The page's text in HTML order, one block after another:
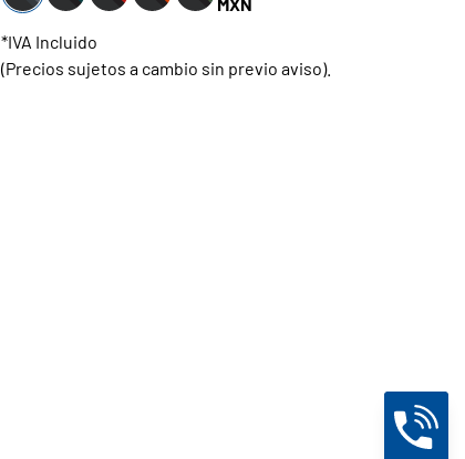
*IVA Incluido
(Precios sujetos a cambio sin previo aviso).